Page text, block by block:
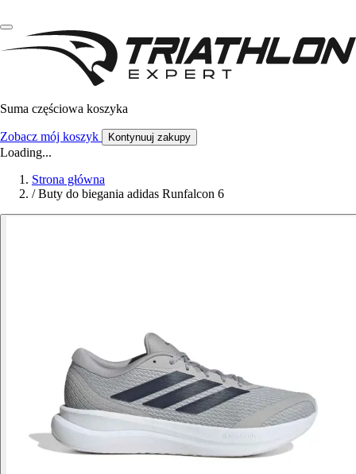
Suma częściowa koszyka
Zobacz mój koszyk Kontynuuj zakupy
Loading...
Strona główna
/ Buty do biegania adidas Runfalcon 6